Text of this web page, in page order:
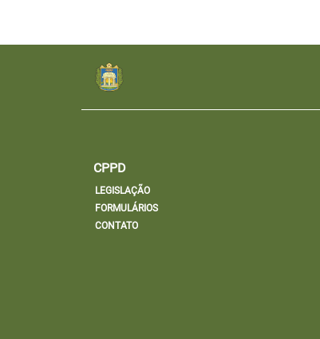
CPPD
LEGISLAÇÃO
FORMULÁRIOS
CONTATO